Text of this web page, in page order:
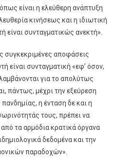
είναι η ελεύθερη ανάπτυξη
κινήσεως και η ιδιωτική
συνταγματικώς ανεκτή».
συγκεκριμένες αποφάσεις
είναι συνταγματική «εφ’ όσον,
για το απολύτως
πάντως, μέχρι την εξεύρεση
η ένταση δε και η
τους, πρέπει να
τα αρμόδια κρατικά όργανα
δεδομένα και την
παραδοχών».